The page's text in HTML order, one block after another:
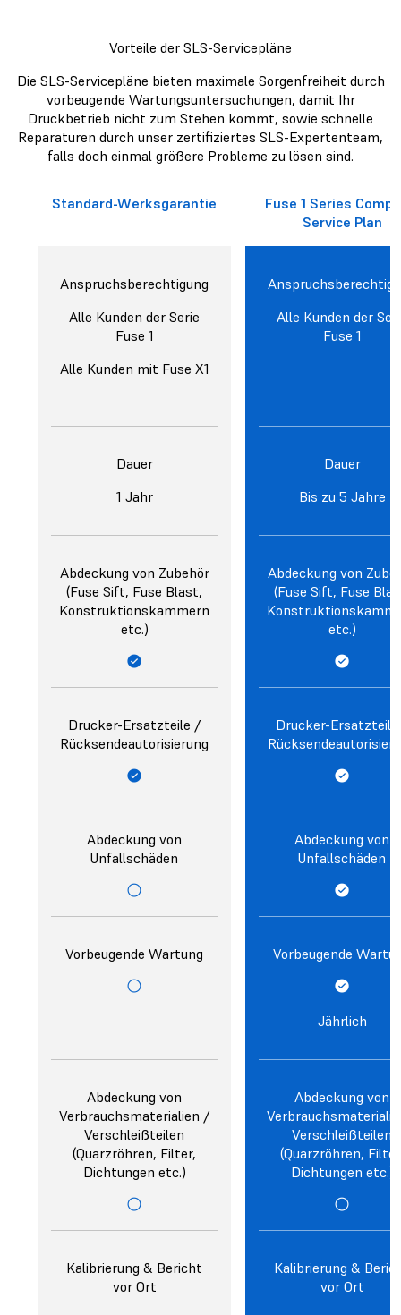
Vorteile der SLS-Servicepläne
Die SLS-Servicepläne bieten maximale Sorgenfreiheit durch
vorbeugende Wartungsuntersuchungen, damit Ihr
Druckbetrieb nicht zum Stehen kommt, sowie schnelle
Reparaturen durch unser zertifiziertes SLS-Expertenteam,
falls doch einmal größere Probleme zu lösen sind.
Standard-Werksgarantie
Anspruchsberechtigung
Alle Kunden der Serie
Fuse 1
Alle Kunden mit Fuse X1
Dauer
1 Jahr
Abdeckung von Zubehör
(Fuse Sift, Fuse Blast,
Konstruktionskammern
etc.)
Drucker-Ersatzteile /
Rücksendeautorisierung
Abdeckung von
Unfallschäden
Vorbeugende Wartung
Abdeckung von
Verbrauchsmaterialien /
Verschleißteilen
(Quarzröhren, Filter,
Dichtungen etc.)
Kalibrierung & Bericht
vor Ort
Fuse 1 Series
Service Plan
Alle Kunden der
Fuse 1
Dauer
Bis zu 5 Jahre
Abdeckung von
(Fuse Sift, Fuse
etc.)
Drucker-
Abdeckung von
Unfallschäden
Vorbeugende
Jährlich
Abdeckung von
Verschleißteilen
(Quarzröhren,
Dichtungen etc.)
Kalibrierung &
vor Ort